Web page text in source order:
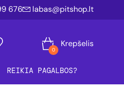
676 labas@pitshop.lt
0
Krepšelis
REIKIA PAGALBOS?